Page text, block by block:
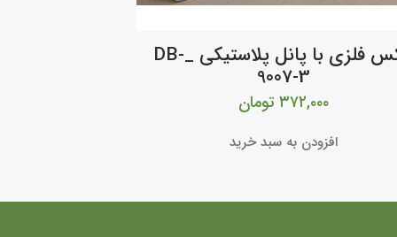
باکس فلزی با پانل پلاستیکی _DB-
9007-3
۳۷۲,۰۰۰ تومان
افزودن به سبد خرید